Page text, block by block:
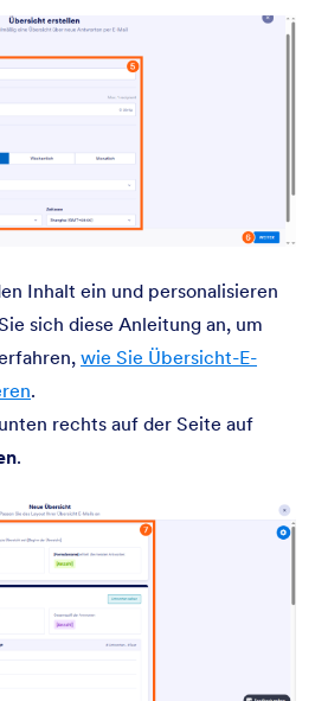
Inhalt ein und personalisieren
sich diese Anleitung an, um
wie Sie Übersicht-E-
.
rechts auf der Seite auf
.